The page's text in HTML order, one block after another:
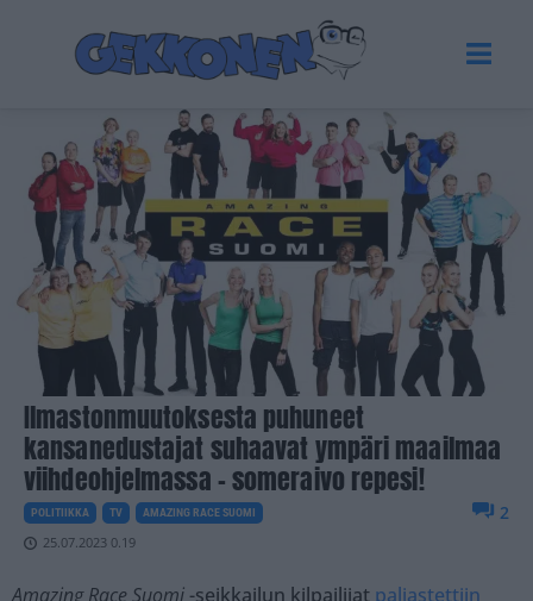
Ilmastonmuutoksesta puhuneet
kansanedustajat suhaavat ympäri maailmaa
viihdeohjelmassa – someraivo repesi!
POLITIIKKA TV AMAZING RACE SUOMI
25.07.2023 0.19
2
Amazing Race Suomi -seikkailun kilpailijat paljastettiin